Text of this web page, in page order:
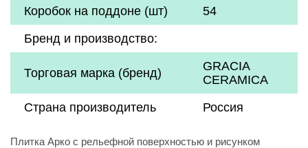
Коробок на поддоне (шт)
54
Бренд и производство:
Торговая марка (бренд)
GRACIA
CERAMICA
Страна производитель
Россия
Плитка Арко с рельефной поверхностью и рисунком